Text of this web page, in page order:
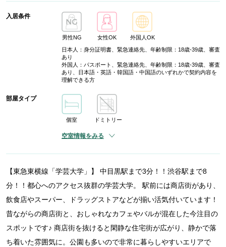
入居条件
男性NG 女性OK
外国人OK
日本人：身分証明書、緊急連絡先、年齢制限：18歳-39歳、審査
あり
外国人：パスポート、緊急連絡先、年齢制限：18歳-39歳、審査
あり、日本語・英語・韓国語・中国語のいずれかで契約内容を
理解できる方
部屋タイプ
個室 ドミトリー
空室情報をみる
【東急東横線「学芸大学」】 中目黒駅まで3分！！渋谷駅まで8
分！！都心へのアクセス抜群の学芸大学。 駅前には商店街があり、
飲食店やスーパー、ドラッグストアなどが揃い活気付いています！
昔ながらの商店街と、おしゃれなカフェやバルが混在した今注目の
スポットです♪ 商店街を抜けると閑静な住宅街が広がり、静かで落
ち着いた雰囲気に。公園も多いので非常に暮らしやすいエリアで